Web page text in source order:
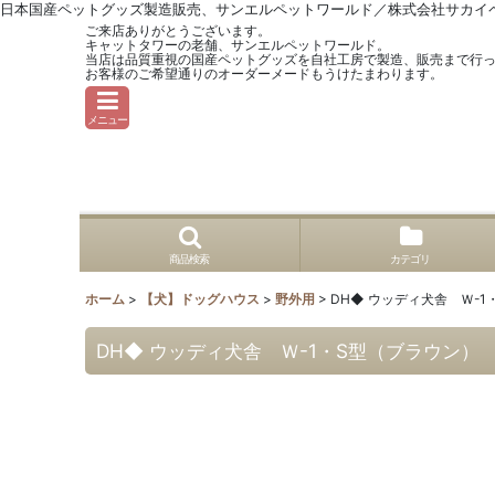
日本国産ペットグッズ製造販売、サンエルペットワールド／株式会社サカイ
ご来店ありがとうございます。
キャットタワーの老舗、サンエルペットワールド。
当店は品質重視の国産ペットグッズを自社工房で製造、販売まで行
お客様のご希望通りのオーダーメードもうけたまわります。
メニュー
商品検索 カテゴリ
ホーム > 【犬】ドッグハウス > 野外用 > DH◆ ウッディ犬舎 Ｗ-1
DH◆ ウッディ犬舎 Ｗ-1・S型（ブラウン）